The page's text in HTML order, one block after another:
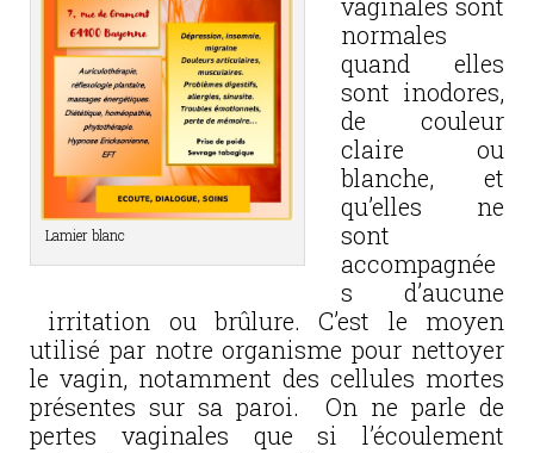
Lamier blanc
normales
quand elles
sont inodores,
de couleur
claire ou
blanche, et
qu’elles ne
sont
accompagnée
s d’aucune
irritation ou brûlure. C’est le moyen
utilisé par notre organisme pour nettoyer
le vagin, notamment des cellules mortes
présentes sur sa paroi. On ne parle de
pertes vaginales que si l’écoulement